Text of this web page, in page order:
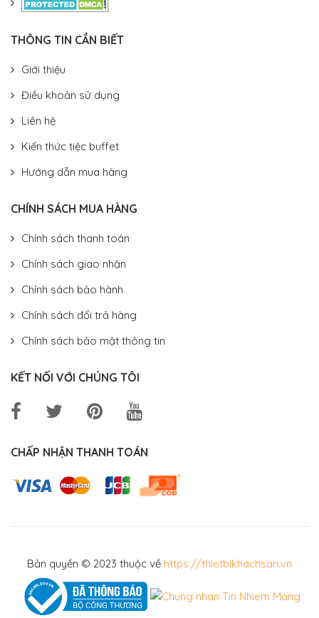
THÔNG TIN CẦN BIẾT
Giới thiệu
Điều khoản sử dụng
Liên hệ
Kiến thức tiệc buffet
Hướng dẫn mua hàng
CHÍNH SÁCH MUA HÀNG
Chính sách thanh toán
Chính sách giao nhận
Chính sách bảo hành
Chính sách đổi trả hàng
Chính sách bảo mật thông tin
KẾT NỐI VỚI CHÚNG TÔI
CHẤP NHẬN THANH TOÁN
Bản quyền © 2023 thuộc về https://thietbikhachsan.vn